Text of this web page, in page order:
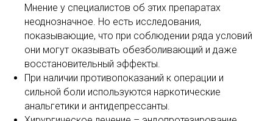
Мнение у специалистов об этих препаратах
неоднозначное. Но есть исследования,
показывающие, что при соблюдении ряда условий
они могут оказывать обезболивающий и даже
восстановительный эффекты.
При наличии противопоказаний к операции и
сильной боли используются наркотические
анальгетики и антидепрессанты.